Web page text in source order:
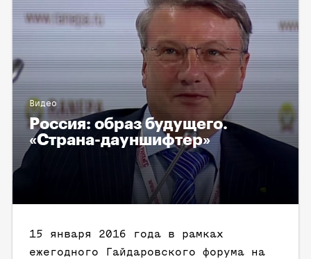
Видео
Россия: образ будущего.
«Страна-дауншифтер»
15 января 2016 года в рамках
ежегодного Гайдаровского форума на